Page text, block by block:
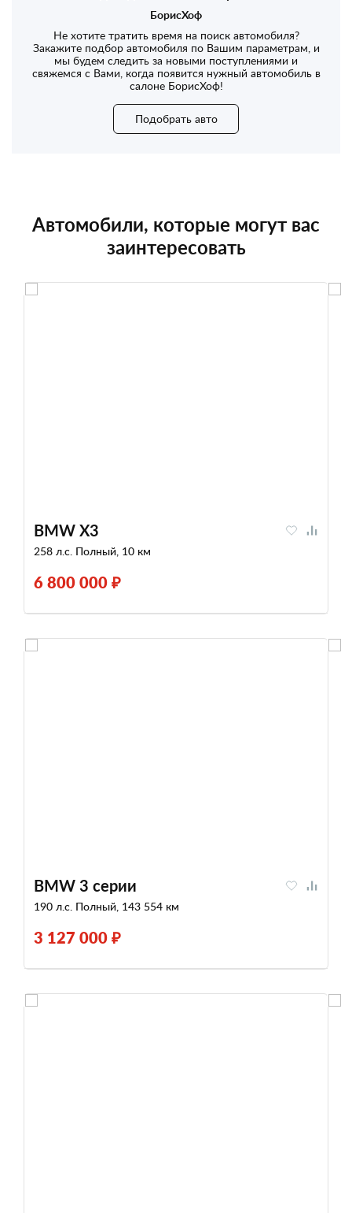
БорисХоф
Не хотите тратить время на поиск автомобиля?
Закажите подбор автомобиля по Вашим параметрам, и
мы будем следить за новыми поступлениями и
свяжемся с Вами, когда появится нужный автомобиль в
салоне БорисХоф!
Подобрать авто
Автомобили, которые могут вас
заинтересовать
BMW X3
258 л.с. Полный, 10 км
6 800 000 ₽
BMW 3 серии
190 л.с. Полный, 143 554 км
3 127 000 ₽